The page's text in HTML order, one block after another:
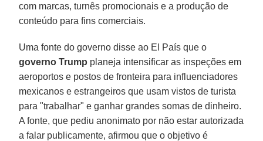
com marcas, turnês promocionais e a produção de
conteúdo para fins comerciais.
Uma fonte do governo disse ao El País que o
governo Trump planeja intensificar as inspeções em
aeroportos e postos de fronteira para influenciadores
mexicanos e estrangeiros que usam vistos de turista
para "trabalhar" e ganhar grandes somas de dinheiro.
A fonte, que pediu anonimato por não estar autorizada
a falar publicamente, afirmou que o objetivo é